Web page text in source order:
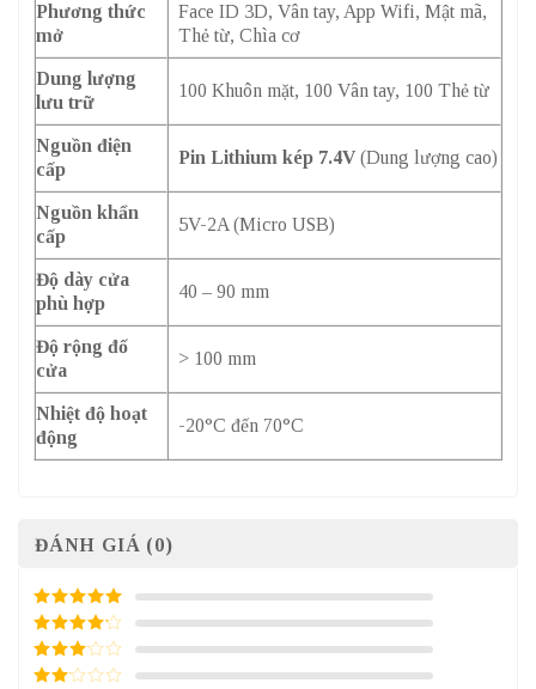
Phương thức
mở
Face ID 3D, Vân tay, App Wifi, Mật mã,
Thẻ từ, Chìa cơ
Dung lượng
lưu trữ
100 Khuôn mặt, 100 Vân tay, 100 Thẻ từ
Nguồn điện
cấp
Pin Lithium kép 7.4V(Dung lượng cao)
Nguồn khẩn
cấp
5V-2A (Micro USB)
Độ dày cửa
phù hợp
40 – 90 mm
Độ rộng đố
cửa
> 100 mm
Nhiệt độ hoạt
động
-20°C đến 70°C
ĐÁNH GIÁ (0)
5/ 5 điểm
4/ 5
điểm
3/ 5